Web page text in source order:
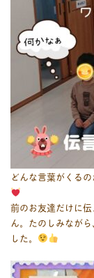
どんな言葉がくる
前のお友達だけに
ん。たのしみなが
した。